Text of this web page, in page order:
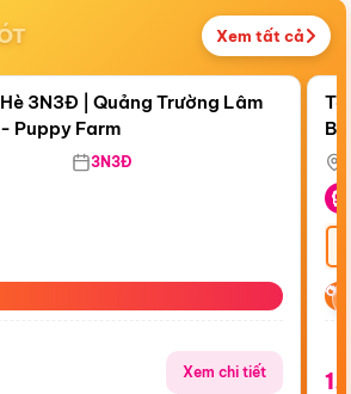
Xem tất cả
Điểm nổi bật
3N3Đ | Quảng Trường Lâm
Puppy Farm
3N3Đ
Xem chi tiết